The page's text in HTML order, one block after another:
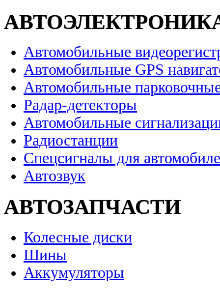
Автомобильные
Автомобильные GPS
Автомобильные
Радар-детекторы
Автомобильные
Радиостанции
Спецсигналы для
Автозвук
АВТОЗАПЧАСТИ
Колесные диски
Шины
Аккумуляторы